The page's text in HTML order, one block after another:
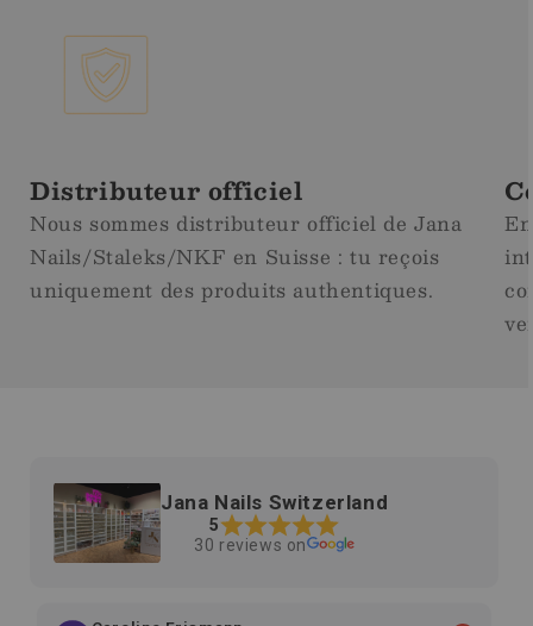
Distributeur officiel
Nous sommes distributeur officiel de Jana
Nails/Staleks/NKF en Suisse : tu reçois
uniquement des produits authentiques.
Jana Nails Switzerland
5
30 reviews on